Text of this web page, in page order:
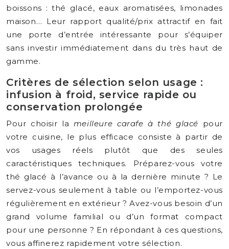
boissons : thé glacé, eaux aromatisées, limonades
maison… Leur rapport qualité/prix attractif en fait
une porte d’entrée intéressante pour s’équiper
sans investir immédiatement dans du très haut de
gamme.
Critères de sélection selon usage :
infusion à froid, service rapide ou
conservation prolongée
Pour choisir la meilleure carafe à thé glacé pour
votre cuisine, le plus efficace consiste à partir de
vos usages réels plutôt que des seules
caractéristiques techniques. Préparez-vous votre
thé glacé à l’avance ou à la dernière minute ? Le
servez-vous seulement à table ou l’emportez-vous
régulièrement en extérieur ? Avez-vous besoin d’un
grand volume familial ou d’un format compact
pour une personne ? En répondant à ces questions,
vous affinerez rapidement votre sélection.